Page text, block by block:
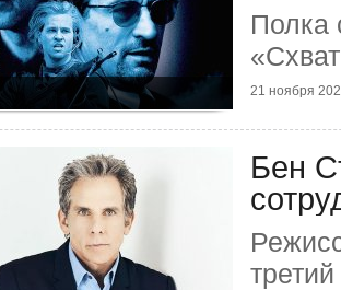
Полка
21 ноября
Бен